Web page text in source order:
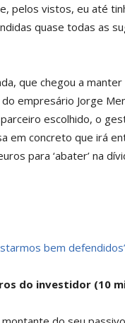
pelos vistos, eu até
quase todas as
que chegou a
empresário Jorge
escolhido, o
em concreto que irá
para ‘abater’ na
bem
do investidor (10